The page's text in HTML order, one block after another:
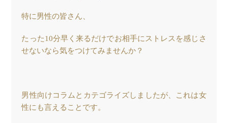
特に男性の皆さん、
たった10分早く来るだけでお相手にストレスを感じさ
せないなら気をつけてみませんか？
男性向けコラムとカテゴライズしましたが、これは女
性にも言えることです。